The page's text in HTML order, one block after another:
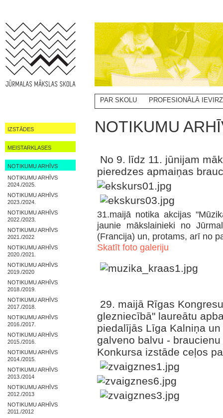
IZSTĀDES
MEISTARKLASES
NOTIKUMU ARHĪVS
NOTIKUMU ARHĪVS
2024./2025.
NOTIKUMU ARHĪVS
2023./2024.
NOTIKUMU ARHĪVS
2022./2023.
NOTIKUMU ARHĪVS
2021./2022
NOTIKUMU ARHĪVS
2020./2021.
NOTIKUMU ARHĪVS
2019./2020
NOTIKUMU ARHĪVS
2018./2019.
NOTIKUMU ARHĪVS
2017./2018.
NOTIKUMU ARHĪVS
2016./2017.
NOTIKUMU ARHĪVS
2015./2016.
NOTIKUMU ARHĪVS
2014./2015.
NOTIKUMU ARHĪVS
2013./2014
NOTIKUMU ARHĪVS
2012./2013
NOTIKUMU ARHĪVS
2011./2012
PAR SKOLU
PROFESIONĀLĀ
NOTIKUMU
No 9. līdz 11. jūnijam
pieredzes apmaiņas
31.maijā notika akcijas
jaunie mākslainieki no
(Francija) un, protams, arī no
Skatīt foto galeriju
29. maijā Rīgas
glezniecībā" laureātu
piedalījās Līga Kalniņa
galveno balvu -
Konkursa izstāde ceļos